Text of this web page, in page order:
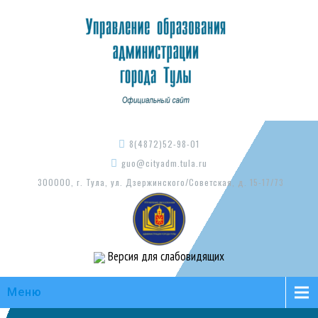
8(4872)52-98-01
guo@cityadm.tula.ru
300000, г. Тула, ул. Дзержинского/Советская, д. 15-17/73
Версия для слабовидящих
Меню